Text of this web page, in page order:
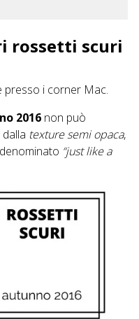
rossetti scuri
presso i corner Mac.
2016 non può
dalla texture semi opaca,
denominato “just like a